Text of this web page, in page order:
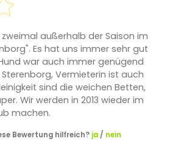
außerhalb der Saison im
Es hat uns immer sehr gut
war auch immer genügend
Vermieterin ist auch
sind die weichen Betten,
Wir werden in 2013 wieder im
machen.
Bewertung hilfreich? ja/ nein